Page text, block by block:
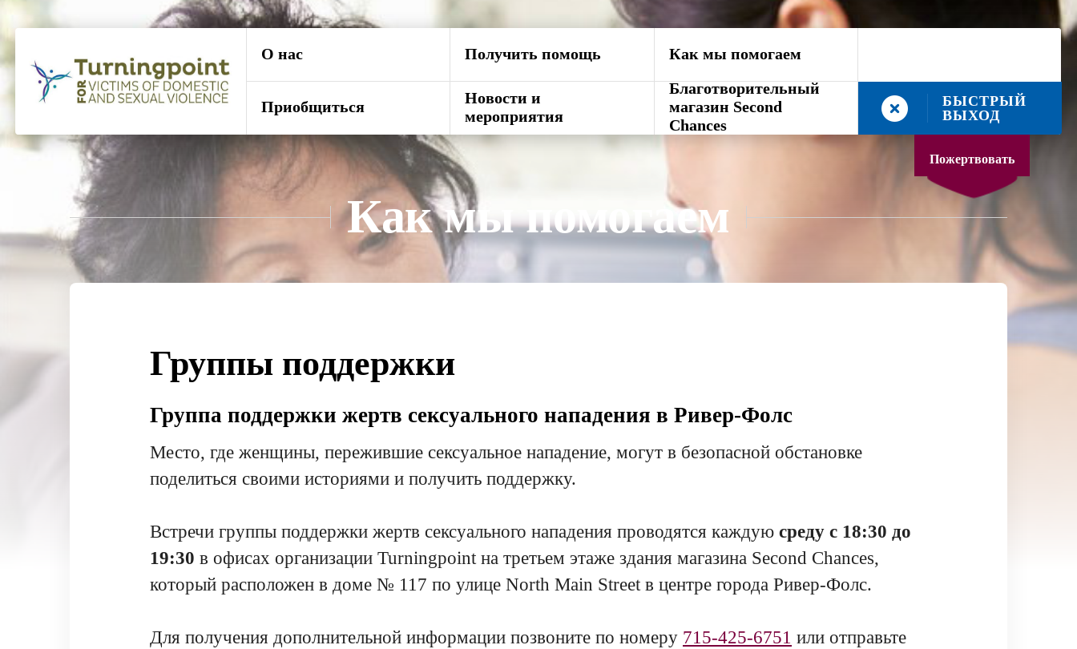
О нас Получить помощь Как мы помогаем
Приобщиться
Новости и
мероприятия
Благотворительный
магазин Second
Chances
БЫСТРЫЙ
ВЫХОД
Пожертвовать
Как мы помогаем
Группы поддержки
Группа поддержки жертв сексуального нападения в Ривер-Фолс
Место, где женщины, пережившие сексуальное нападение, могут в безопасной обстановке
поделиться своими историями и получить поддержку.
Встречи группы поддержки жертв сексуального нападения проводятся каждую среду с 18:30 до
19:30 в офисах организации Turningpoint на третьем этаже здания магазина Second Chances,
который расположен в доме № 117 по улице North Main Street в центре города Ривер-Фолс.
Для получения дополнительной информации позвоните по номеру 715-425-6751 или отправьте